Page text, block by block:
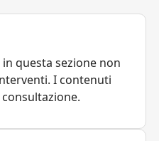
questa sezione non
I contenuti